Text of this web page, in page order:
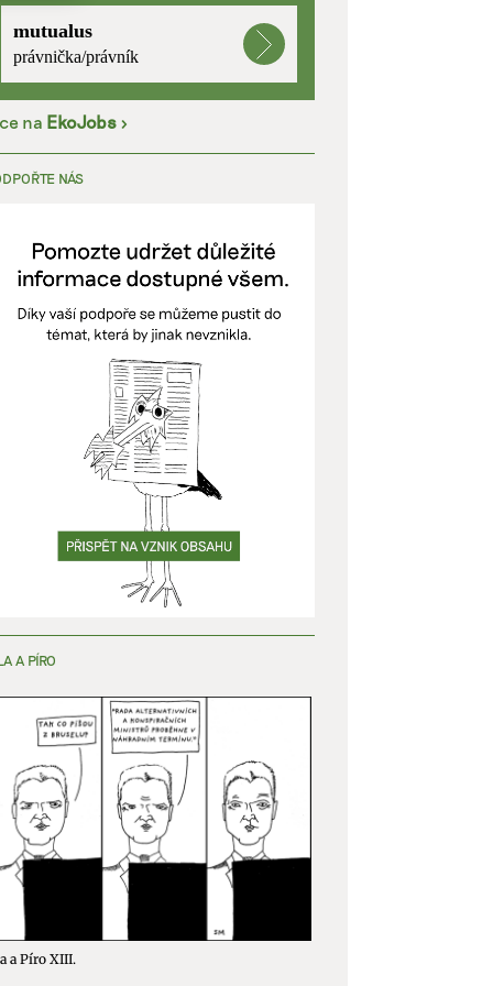
aktivní
mutualus
právnička/právník
na EkoJobs >
NÁS
A PÍRO
a Píro XIII.